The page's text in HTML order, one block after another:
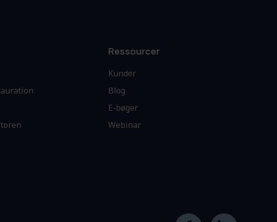
Ressourcer
Kunder
Blog
E-bøger
Webinar